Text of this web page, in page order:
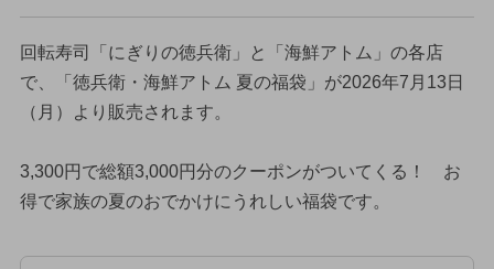
回転寿司「にぎりの徳兵衛」と「海鮮アトム」の各店
で、「徳兵衛・海鮮アトム 夏の福袋」が2026年7月13日
（月）より販売されます。
3,300円で総額3,000円分のクーポンがついてくる！ お
得で家族の夏のおでかけにうれしい福袋です。